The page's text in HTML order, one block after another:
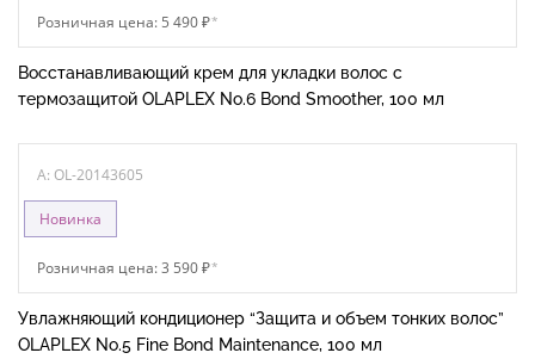
Розничная цена: 5 490 ₽*
Восстанавливающий крем для укладки волос с
термозащитой OLAPLEX No.6 Bond Smoother, 100 мл
A: OL-20143605
Новинка
Розничная цена: 3 590 ₽*
Увлажняющий кондиционер “Защита и объем тонких волос”
OLAPLEX No.5 Fine Bond Maintenance, 100 мл